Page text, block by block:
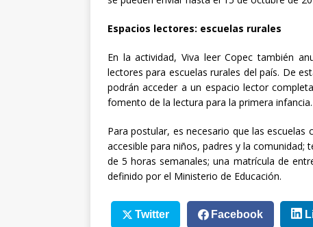
Espacios lectores: escuelas rurales
En la actividad, Viva leer Copec también
lectores para escuelas rurales del país. De
podrán acceder a un espacio lector
fomento de la lectura para la primera infancia.
Para postular, es necesario que las
accesible para niños, padres y la
de 5 horas semanales; una matrícula de
definido por el Ministerio de Educación.
Twitter Facebook